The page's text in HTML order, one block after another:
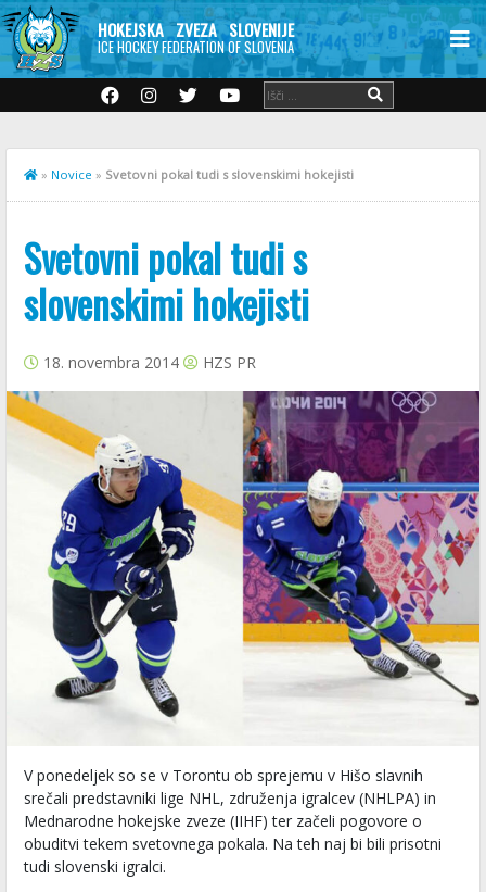
HOKEJSKA ZVEZA SLOVENIJE
ICE HOCKEY FEDERATION OF SLOVENIA
» Novice » Svetovni pokal tudi s slovenskimi hokejisti
Svetovni pokal tudi s
slovenskimi hokejisti
18. novembra 2014 HZS PR
V ponedeljek so se v Torontu ob sprejemu v Hišo slavnih
srečali predstavniki lige NHL, združenja igralcev (NHLPA) in
Mednarodne hokejske zveze (IIHF) ter začeli pogovore o
obuditvi tekem svetovnega pokala. Na teh naj bi bili prisotni
tudi slovenski igralci.